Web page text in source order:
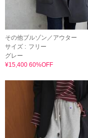
その他ブルゾン／アウター
サイズ : フリー
グレー
¥15,400 60%OFF